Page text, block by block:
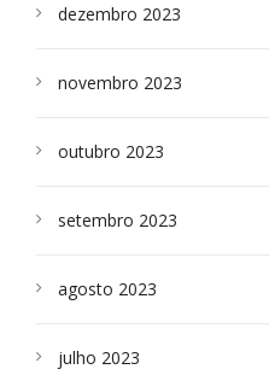
dezembro 2023
novembro 2023
outubro 2023
setembro 2023
agosto 2023
julho 2023